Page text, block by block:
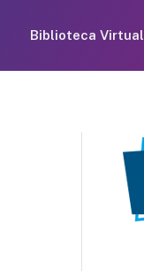
Biblioteca Virtual